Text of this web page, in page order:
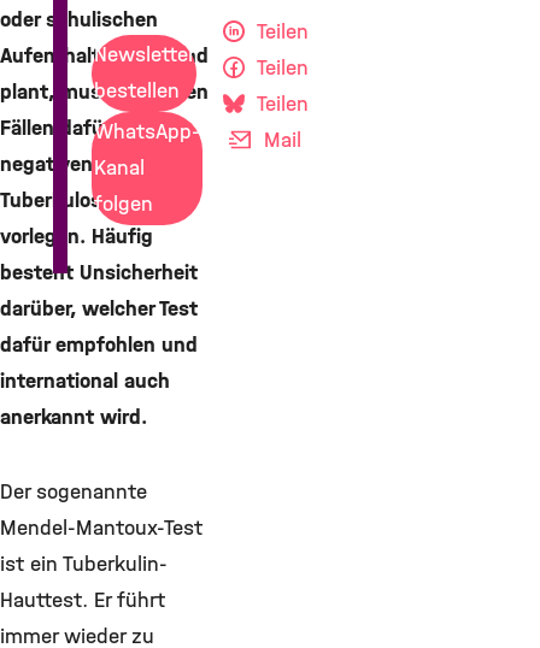
oder schulischen
Aufenthalt im Ausland
plant, muss in einigen
Fällen dafür einen
negativen
Tuberkulose-Test
vorlegen. Häufig
besteht Unsicherheit
darüber, welcher Test
dafür empfohlen und
international auch
anerkannt wird.
Der sogenannte
Mendel-Mantoux-Test
ist ein Tuberkulin-
Hauttest. Er führt
immer wieder zu
Teilen
Teilen
Teilen
Mail
Newsletter
bestellen
WhatsApp-
Kanal
folgen